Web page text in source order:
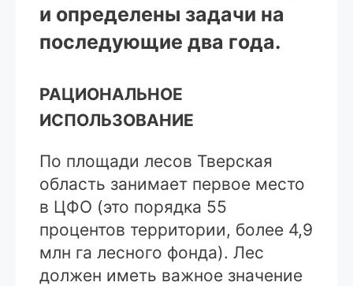
и определены задачи на
последующие два года.
РАЦИОНАЛЬНОЕ
ИСПОЛЬЗОВАНИЕ
По площади лесов Тверская
область занимает первое место
в ЦФО (это порядка 55
процентов территории, более 4,9
млн га лесного фонда). Лес
должен иметь важное значение